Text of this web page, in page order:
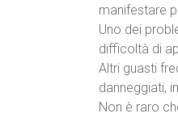
manifestare
Uno dei
difficoltà di
Altri guasti
danneggiati,
Non è raro